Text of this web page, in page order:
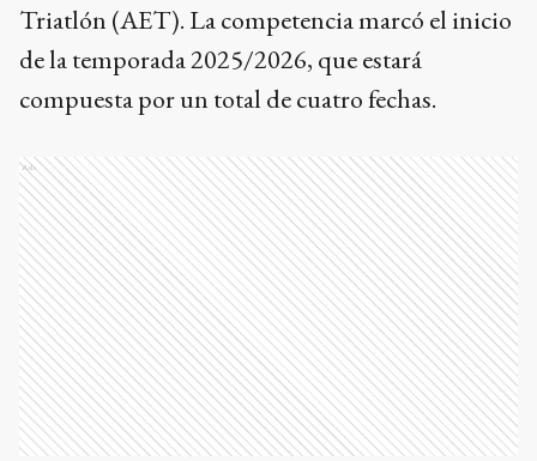
Triatlón (AET). La competencia marcó el inicio
de la temporada 2025/2026, que estará
compuesta por un total de cuatro fechas.
Ads